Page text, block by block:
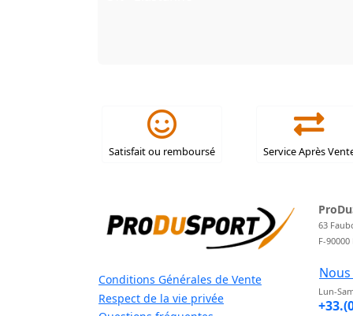
Satisfait ou remboursé Service Après
Conditions Générales de Vente
Respect de la vie privée
63
F-90000
Lun-